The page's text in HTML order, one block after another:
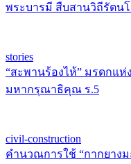
พระบารมี สืบสานวิถีรัตน
stories
“สะพานร้องไห้” มรดกแ
มหากรุณาธิคุณ ร.5
civil-construction
คำนวณการใช้ “กากยางม